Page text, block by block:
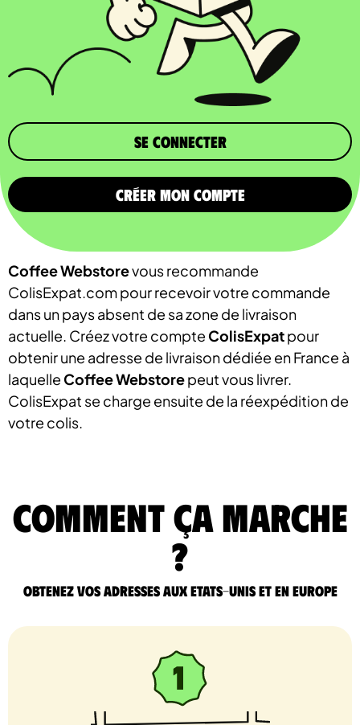
Se connecter
CRÉER MON COMPTE
Coffee Webstorevous recommande
ColisExpat.com pour recevoir votre commande
dans un pays absent de sa zone de livraison
actuelle. Créez votre compte ColisExpatpour
obtenir une adresse de livraison dédiée en France à
laquelle Coffee Webstorepeut vous livrer.
ColisExpat se charge ensuite de la réexpédition de
votre colis.
comment ça marche
?
Obtenez vos adresses aux Etats-Unis et en Europe